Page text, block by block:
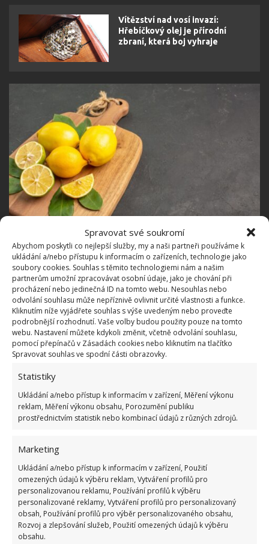
Spravovat své soukromí
Abychom poskytli co nejlepší služby, my a naši partneři používáme k
ukládání a/nebo přístupu k informacím o zařízeních, technologie jako
soubory cookies. Souhlas s těmito technologiemi nám a našim
partnerům umožní zpracovávat osobní údaje, jako je chování při
procházení nebo jedinečná ID na tomto webu. Nesouhlas nebo
odvolání souhlasu může nepříznivě ovlivnit určité vlastnosti a funkce.
Kliknutím níže vyjádřete souhlas s výše uvedeným nebo proveďte
podrobnější rozhodnutí. Vaše volby budou použity pouze na tomto
webu. Nastavení můžete kdykoli změnit, včetně odvolání souhlasu,
pomocí přepínačů v Zásadách cookies nebo kliknutím na tlačítko
Spravovat souhlas ve spodní části obrazovky.
Statistiky
Ukládání a/nebo přístup k informacím v zařízení, Měření výkonu
reklam, Měření výkonu obsahu, Porozumění publiku
prostřednictvím statistik nebo kombinací údajů z různých zdrojů.
Marketing
Ukládání a/nebo přístup k informacím v zařízení, Použití
omezených údajů k výběru reklam, Vytváření profilů pro
personalizovanou reklamu, Používání profilů k výběru
personalizované reklamy, Vytváření profilů pro personalizovaný
obsah, Používání profilů pro výběr personalizovaného obsahu,
Rozvoj a zlepšování služeb, Použití omezených údajů k výběru
obsahu.
Vítězství nad vosí invazí:
Hřebíčkový olej je přírodní
zbraní, která boj vyhraje
Fotografie: Freepik
Jak předejít výskytu molů
Dalším způsobem, jak zabránit napadání vašich
potravin moly, je uložit je do vzduchotěsných
uzavíratelných nádob. K tomuto účelunemusíte
poslouží i zavařovací sklenice, které lze doma
opakovaně recyklovat. Za pár korun tak sypké
suroviny bezpečně uložíte a předejdete jejich
Zdroj:Domek i Ogrodek